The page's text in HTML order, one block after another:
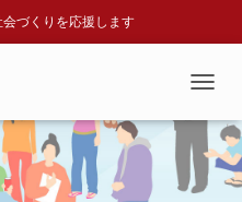
づくりを応援します
O
G
G
L